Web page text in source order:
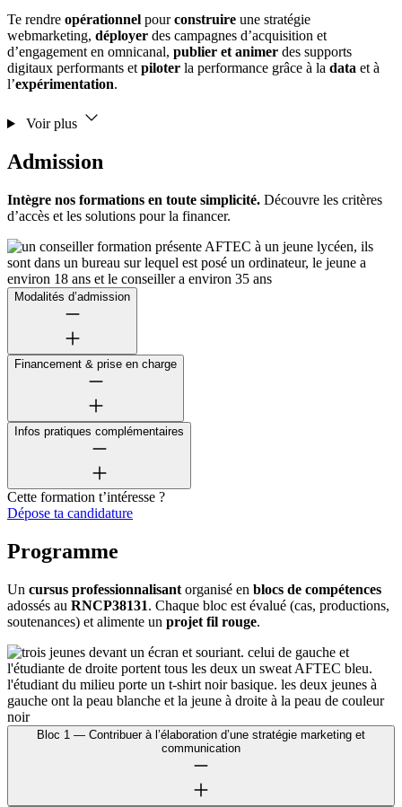
Te rendre opérationnel pourconstruire une stratégie
webmarketing, déployer des campagnes d’acquisition et
d’engagement en omnicanal, publier et animer des supports
digitaux performants et piloter la performance grâce à la data et à
l’expérimentation.
Voir plus
Admission
Intègre nos formations en toute simplicité. Découvre les critères
d’accès et les solutions pour la financer.
Modalités d’admission
Financement & prise en charge
Infos pratiques complémentaires
Cette formation t’intéresse ?
Dépose ta candidature
Programme
Un cursus professionnalisant organisé en blocs de compétences
adossés au RNCP38131. Chaque bloc est évalué (cas, productions,
soutenances) et alimente un projet fil rouge.
Bloc 1 — Contribuer à l’élaboration d’une stratégie marketing et
communication